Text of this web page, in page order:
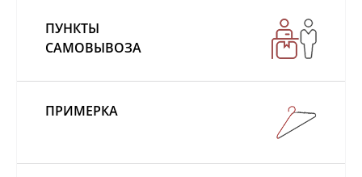
ПУНКТЫ
САМОВЫВОЗА
ПРИМЕРКА